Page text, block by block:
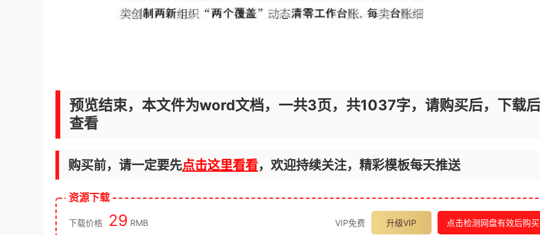
预览结束，本文件为word文档，一共3页，共1037字，请购买后，下载后
查看
购买前，请一定要先点击这里看看，欢迎持续关注，精彩模板每天推送
资源下载
下载价格 29 RMB VIP免费 升级VIP 点击检测网盘有效后购买